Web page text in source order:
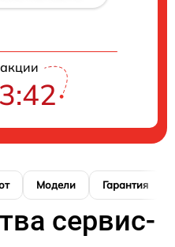
Модели Гарантия
сервис-